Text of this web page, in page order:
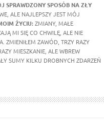
SPRAWDZONY SPOSÓB NA ZŁY
ALE NAJLEPSZY JEST MÓJ
ŻYCIU:ZMIANY, MAŁE
MI SIĘ CO CHWILĘ, ALE NIE
ZMIENIŁEM ZAWÓD, TRZY RAZY
MIESZKANIE, ALE WBREW
SUMY KILKU DROBNYCH ZDARZEŃ